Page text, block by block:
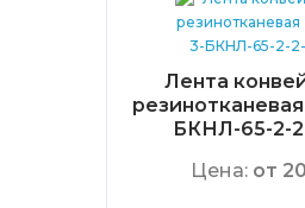
Лента
БКНЛ-65-2-
Цена: от